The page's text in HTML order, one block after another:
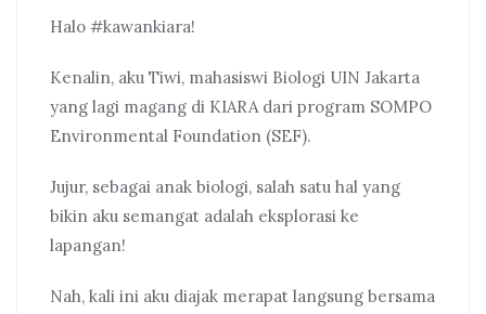
Halo #kawankiara!
Kenalin, aku Tiwi, mahasiswi Biologi UIN Jakarta
yang lagi magang di KIARA dari program SOMPO
Environmental Foundation (SEF).
Jujur, sebagai anak biologi, salah satu hal yang
bikin aku semangat adalah eksplorasi ke
lapangan!
Nah, kali ini aku diajak merapat langsung bersama